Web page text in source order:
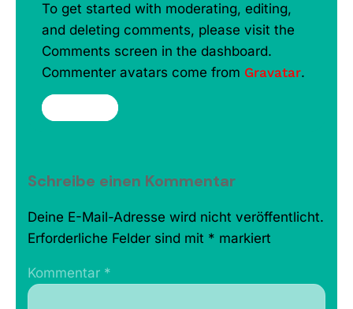
To get started with moderating, editing,
and deleting comments, please visit the
Comments screen in the dashboard.
Commenter avatars come from Gravatar.
Schreibe einen Kommentar
Deine E-Mail-Adresse wird nicht veröffentlicht.
Erforderliche Felder sind mit * markiert
Kommentar *